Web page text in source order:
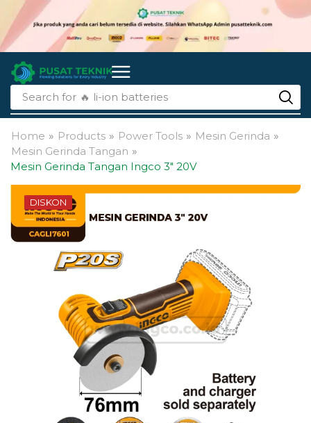
Search for 🔥 li-ion batteries
Home » Products » Power Tools » Mesin Gerinda »
Mesin Gerinda Tangan »
Mesin Gerinda Tangan Ingco 3″ 20V
DISKON